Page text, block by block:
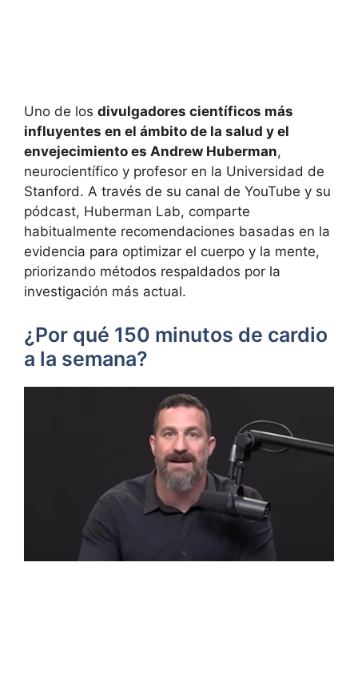
Uno de los divulgadores científicos más
influyentes en el ámbito de la salud y el
envejecimiento es Andrew Huberman,
neurocientífico y profesor en la Universidad de
Stanford. A través de su canal de YouTube y su
pódcast, Huberman Lab, comparte
habitualmente recomendaciones basadas en la
evidencia para optimizar el cuerpo y la mente,
priorizando métodos respaldados por la
investigación más actual.
¿Por qué 150 minutos de cardio
a la semana?